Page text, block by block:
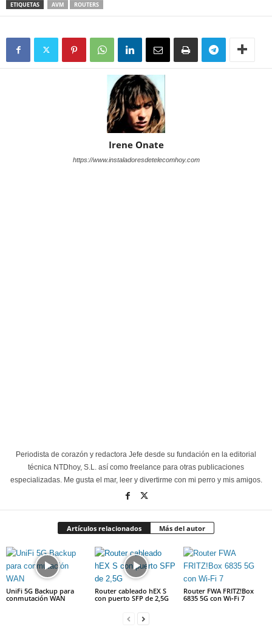
ETIQUETAS AVM ROUTERS
Irene Onate
https://www.instaladoresdetelecomhoy.com
Periodista de corazón y redactora Jefe desde su fundación en la editorial
técnica NTDhoy, S.L. así como freelance para otras publicaciones
especializadas. Me gusta el mar, leer y divertirme con mi perro y mis amigos.
Artículos relacionados Más del autor
UniFi 5G Backup para
conmutación WAN
Router cableado hEX S
con puerto SFP de 2,5G
Router FWA FRITZ!Box
6835 5G con Wi‑Fi 7